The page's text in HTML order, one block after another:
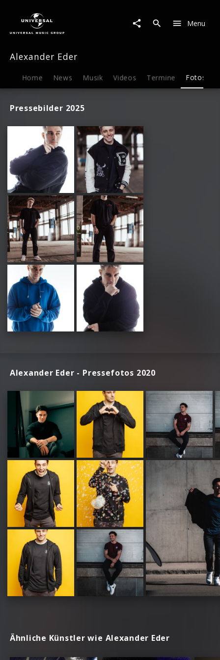
Fotos
Menu
Alexander Eder
Home News Musik Videos Termine Fotos
Pressebilder 2025
Alexander Eder - Pressefotos 2020
Ähnliche Künstler wie Alexander Eder